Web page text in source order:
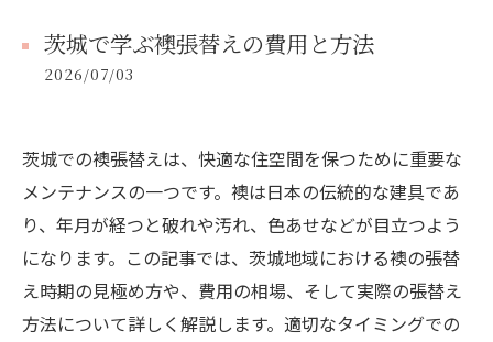
茨城で学ぶ襖張替えの費用と方法
2026/07/03
茨城での襖張替えは、快適な住空間を保つために重要な
メンテナンスの一つです。襖は日本の伝統的な建具であ
り、年月が経つと破れや汚れ、色あせなどが目立つよう
になります。この記事では、茨城地域における襖の張替
え時期の見極め方や、費用の相場、そして実際の張替え
方法について詳しく解説します。適切なタイミングでの